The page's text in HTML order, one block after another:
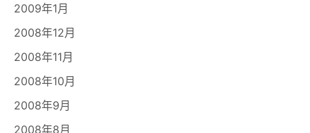
2009年1月
2008年12月
2008年11月
2008年10月
2008年9月
2008年8月